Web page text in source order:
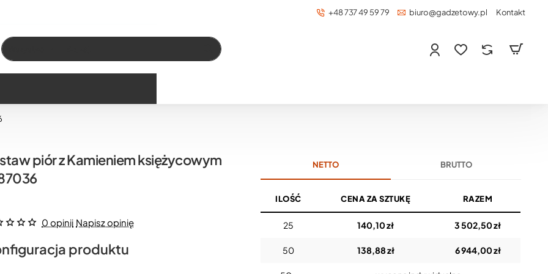
+48 737 49 59 79 biuro@gadzetowy.pl Kontakt
Szukaj…
piór z Kamieniem księżycowym
0 opinii Napisz opinię
produktu
NETTO BRUTTO
ILOŚĆ CENA ZA SZTUKĘ RAZEM
25 140,10 zł 3 502,50 zł
50 138,88 zł 6 944,00 zł